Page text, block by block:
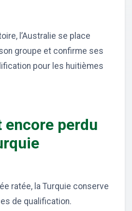
l’Australie se place
groupe et confirme ses
pour les huitièmes
encore perdu
ratée, la Turquie conserve
de qualification.